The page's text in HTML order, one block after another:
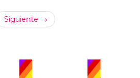
Siguiente →